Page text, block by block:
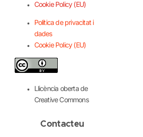
Cookie Policy (EU)
Política de privacitat i
dades
Cookie Policy (EU)
Llicència oberta de
Creative Commons
Contacteu